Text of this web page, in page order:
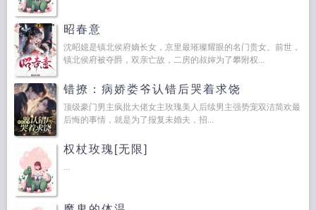
昭春意
沈昭嬑是镇北侯府嫡长女，京里最璀璨耀眼的名门贵女。前世，
镇北侯府被夺爵，双亲亡故，二房的叔婶为了攀附权...
错撩：病娇娄爷认错后哭着求饶
顶级豪门男主疯批大佬女主玫瑰美人后续男主强势宠双洁简欢最
后悔的事情，就是为了报复未婚夫，招...
权杖玫瑰[无限]
...